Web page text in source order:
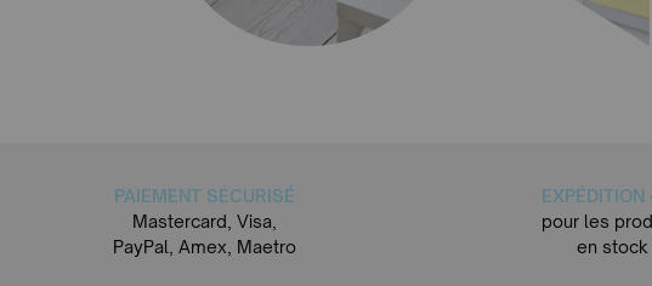
PAIEMENT SÉCURISÉ
Mastercard, Visa,
PayPal, Amex, Maetro
EXPÉDITION
pour les
en stock